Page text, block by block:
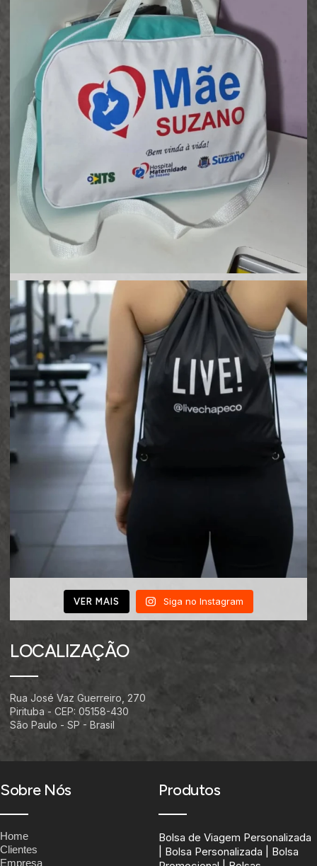
VER MAIS Siga no Instagram
LOCALIZAÇÃO
Rua José Vaz Guerreiro, 270
Pirituba - CEP: 05158-430
São Paulo - SP - Brasil
Sobre Nós
Home
Clientes
Empresa
Produtos
Bolsa de Viagem Personalizada
| Bolsa Personalizada | Bolsa